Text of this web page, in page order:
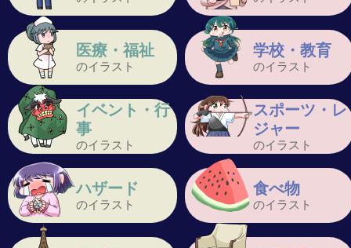
医療・福祉
のイラスト
学校・教育
のイラスト
イベント・行
事
のイラスト
スポーツ・レ
ジャー
のイラスト
ハザード
のイラスト
食べ物
のイラスト